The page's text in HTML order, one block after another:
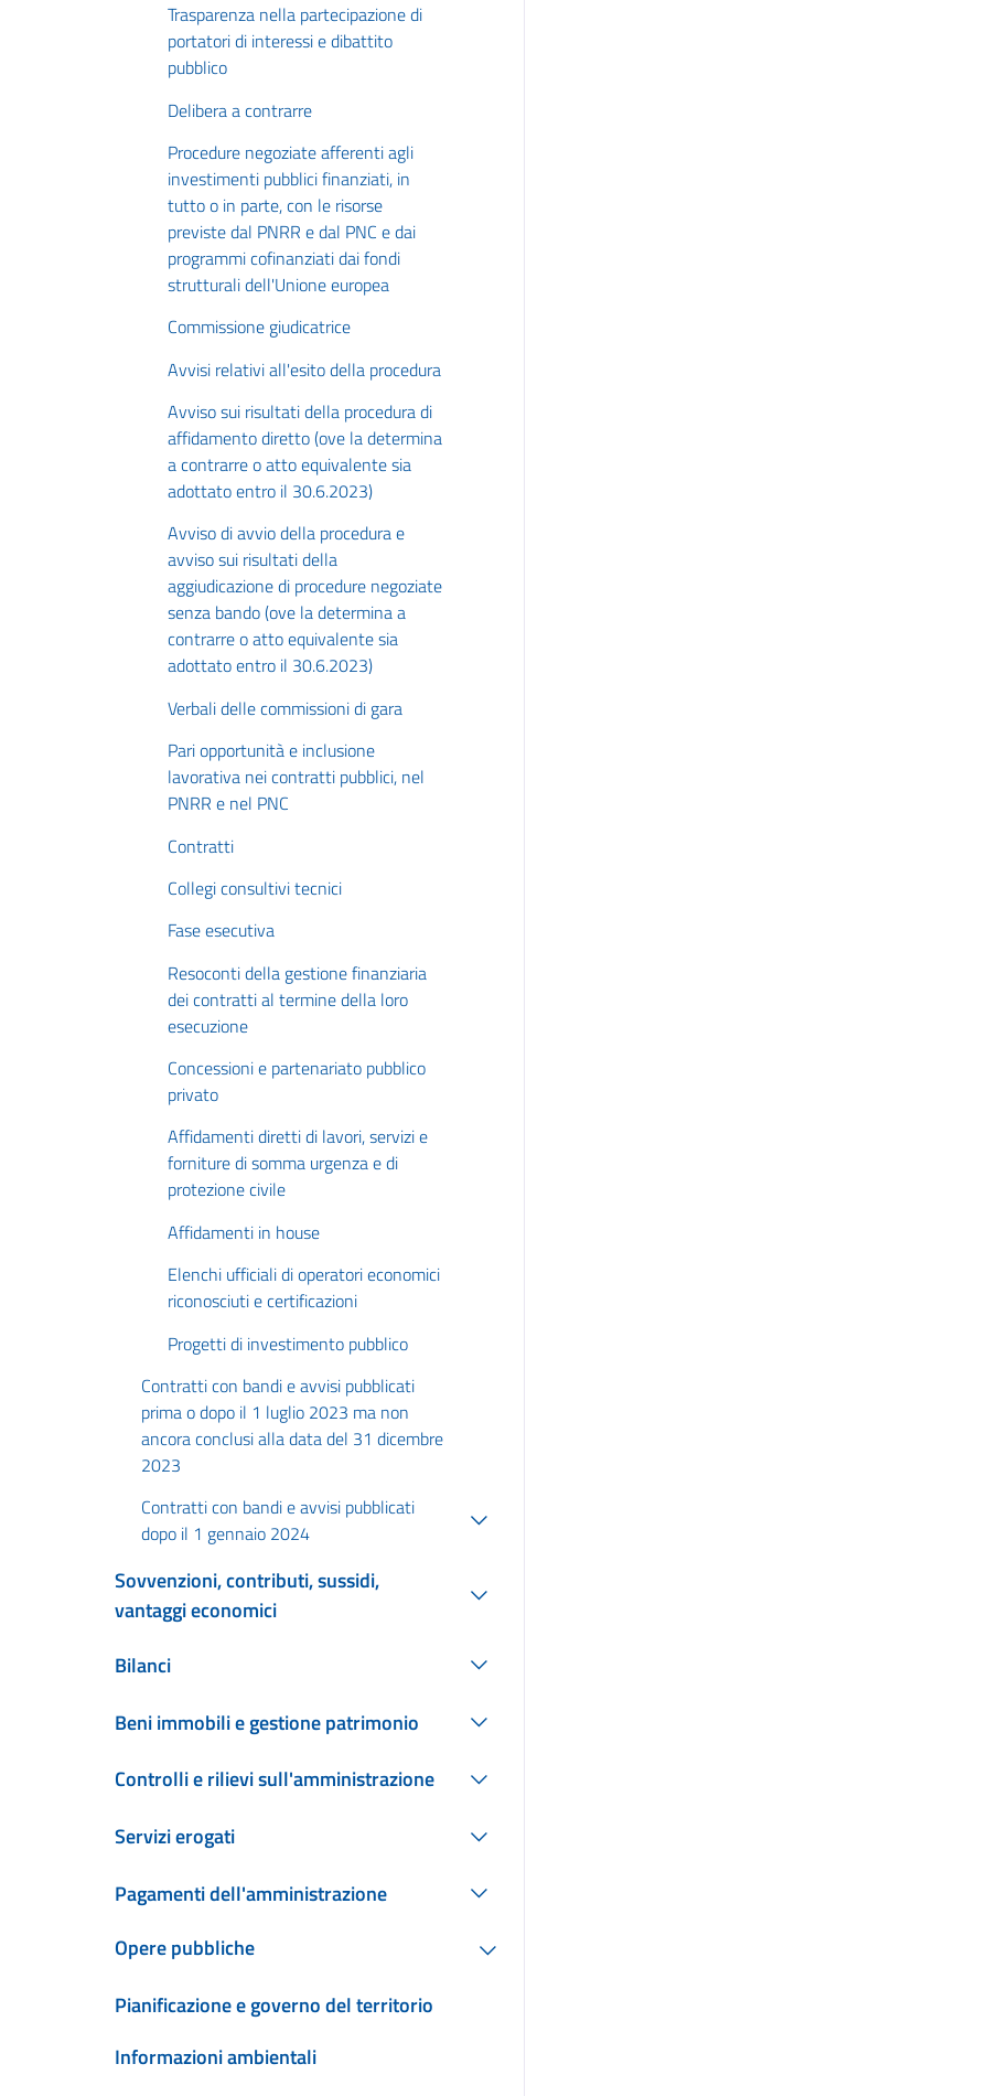
Trasparenza nella partecipazione di
portatori di interessi e dibattito
pubblico
Delibera a contrarre
Procedure negoziate afferenti agli
investimenti pubblici finanziati, in
tutto o in parte, con le risorse
previste dal PNRR e dal PNC e dai
programmi cofinanziati dai fondi
strutturali dell'Unione europea
Commissione giudicatrice
Avvisi relativi all'esito della procedura
Avviso sui risultati della procedura di
affidamento diretto (ove la determina
a contrarre o atto equivalente sia
adottato entro il 30.6.2023)
Avviso di avvio della procedura e
avviso sui risultati della
aggiudicazione di procedure negoziate
senza bando (ove la determina a
contrarre o atto equivalente sia
adottato entro il 30.6.2023)
Verbali delle commissioni di gara
Pari opportunità e inclusione
lavorativa nei contratti pubblici, nel
PNRR e nel PNC
Contratti
Collegi consultivi tecnici
Fase esecutiva
Resoconti della gestione finanziaria
dei contratti al termine della loro
esecuzione
Concessioni e partenariato pubblico
privato
Affidamenti diretti di lavori, servizi e
forniture di somma urgenza e di
protezione civile
Affidamenti in house
Elenchi ufficiali di operatori economici
riconosciuti e certificazioni
Progetti di investimento pubblico
Contratti con bandi e avvisi pubblicati
prima o dopo il 1 luglio 2023 ma non
ancora conclusi alla data del 31 dicembre
2023
Contratti con bandi e avvisi pubblicati
dopo il 1 gennaio 2024
Sovvenzioni, contributi, sussidi,
vantaggi economici
Bilanci
Beni immobili e gestione patrimonio
Controlli e rilievi sull'amministrazione
Servizi erogati
Pagamenti dell'amministrazione
Opere pubbliche
Pianificazione e governo del territorio
Informazioni ambientali